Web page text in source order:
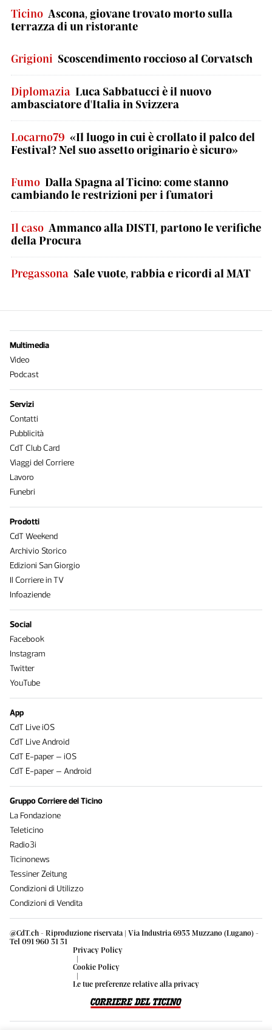
Ticino Ascona, giovane trovato morto sulla
terrazza di un ristorante
Grigioni Scoscendimento roccioso al Corvatsch
Diplomazia Luca Sabbatucci è il nuovo
ambasciatore d'Italia in Svizzera
Locarno79 «Il luogo in cui è crollato il palco del
Festival? Nel suo assetto originario è sicuro»
Fumo Dalla Spagna al Ticino: come stanno
cambiando le restrizioni per i fumatori
Il caso Ammanco alla DISTI, partono le verifiche
della Procura
Pregassona Sale vuote, rabbia e ricordi al MAT
@CdT.ch - Riproduzione riservata | Via Industria 6933 Muzzano (Lugano) -
Tel 091 960 31 31
Privacy Policy
|
Cookie Policy
|
Le tue preferenze relative alla privacy
Multimedia
Video
Podcast
Servizi
Contatti
Pubblicità
CdT Club Card
Viaggi del Corriere
Lavoro
Funebri
Prodotti
CdT Weekend
Archivio Storico
Edizioni San Giorgio
Il Corriere in TV
Infoaziende
Social
Facebook
Instagram
Twitter
YouTube
App
CdT Live iOS
CdT Live Android
CdT E-paper – iOS
CdT E-paper – Android
Gruppo Corriere del Ticino
La Fondazione
Teleticino
Radio3i
Ticinonews
Tessiner Zeitung
Condizioni di Utilizzo
Condizioni di Vendita